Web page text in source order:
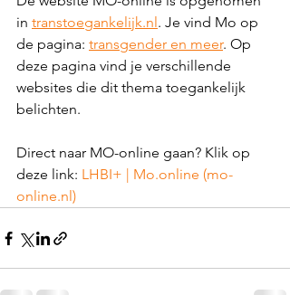
in transtoegankelijk.nl . Je vind Mo op
de pagina: transgender en meer. Op
deze pagina vind je verschillende
websites die dit thema toegankelijk
belichten.
Direct naar MO-online gaan? Klik op
deze link: LHBI+ | Mo.online (mo-
online.nl )